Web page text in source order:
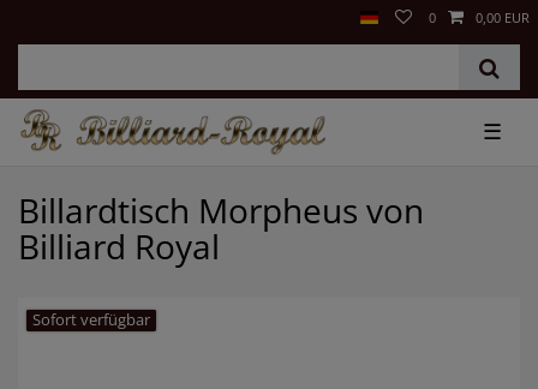
0 0,00 EUR
☰
Billardtisch Morpheus von
Billiard Royal
Sofort verfügbar